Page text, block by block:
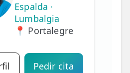
Espalda ·
Lumbalgia
📍 Portalegre
Pedir cita